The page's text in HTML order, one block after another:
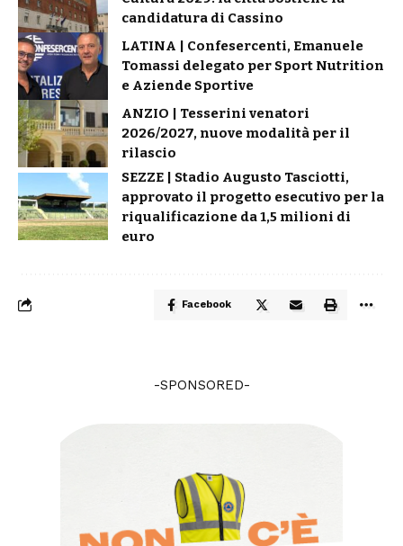
candidatura di Cassino
LATINA | Confesercenti, Emanuele
Tomassi delegato per Sport Nutrition
e Aziende Sportive
ANZIO | Tesserini venatori
2026/2027, nuove modalità per il
rilascio
SEZZE | Stadio Augusto Tasciotti,
approvato il progetto esecutivo per la
riqualificazione da 1,5 milioni di
euro
Facebook
-SPONSORED-